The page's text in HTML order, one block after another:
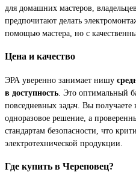
для домашних мастеров,
предпочитают делать
помощью мастера, но с
Цена и качество
ЭРА уверенно занимает нишу
в доступность . Это оптимальный
повседневных задач. Вы
одноразовое решение, а
стандартам безопасности, что
электротехнической продукции.
Где купить в Череповец?